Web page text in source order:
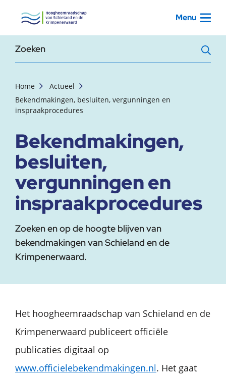
, startpagina Menu
Zoekterm
Home
Actueel
Bekendmakingen, besluiten, vergunningen en
inspraakprocedures
Bekendmakingen,
besluiten,
vergunningen en
inspraakprocedures
Zoeken en op de hoogte blijven van
bekendmakingen van Schieland en de
Krimpenerwaard.
Het hoogheemraadschap van Schieland en de
Krimpenerwaard publiceert officiële
publicaties digitaal op
www.officielebekendmakingen.nl. Het gaat